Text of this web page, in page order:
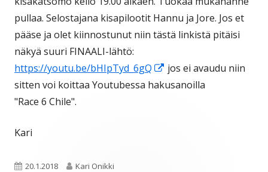
pullaa. Selostajana kisapilootit Hannu ja Jore. Jos et
pääse ja olet kiinnostunut niin tästä linkistä pitäisi
näkyä suuri FINAALI-lähtö:
https://youtu.be/bHIpTyd_6gQ
Avautuu
uuteen
jos ei avaudu niin
sitten voi koittaa Youtubessa hakusanoilla
"Race 6 Chile".
Kari
Julkaistu
20.1.2018 Kirjoittaja
Kari Onikki